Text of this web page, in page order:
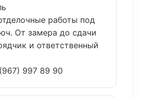
работы под
От замера до сдачи
и ответственный
997 89 90